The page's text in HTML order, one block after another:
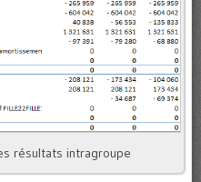
résultats intragroupe